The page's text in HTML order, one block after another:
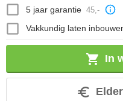
5 jaar garantie 45,-
Vakkundig laten
In